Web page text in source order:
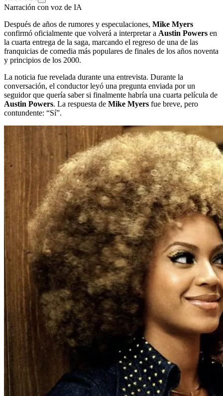
Narración con voz de IA
Después de años de rumores y especulaciones, Mike Myers
confirmó oficialmente que volverá a interpretar a Austin Powers en
la cuarta entrega de la saga, marcando el regreso de una de las
franquicias de comedia más populares de finales de los años noventa
y principios de los 2000.
La noticia fue revelada durante una entrevista. Durante la
conversación, el conductor leyó una pregunta enviada por un
seguidor que quería saber si finalmente habría una cuarta película de
Austin Powers. La respuesta de Mike Myers fue breve, pero
contundente: “Sí”.